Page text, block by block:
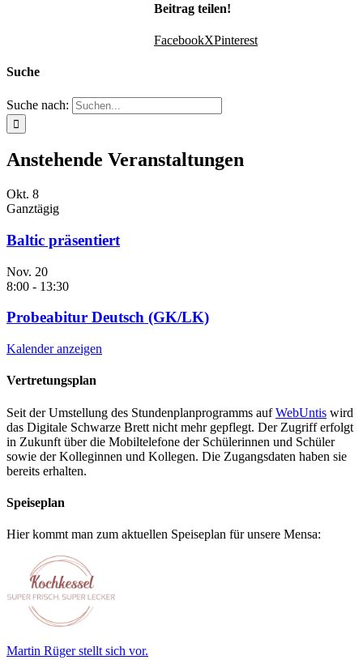
Beitrag teilen!
FacebookXPinterest
Suche
Suche nach:
Anstehende Veranstaltungen
Okt. 8
Ganztägig
Baltic präsentiert
Nov. 20
8:00 - 13:30
Probeabitur Deutsch (GK/LK)
Kalender anzeigen
Vertretungsplan
Seit der Umstellung des Stundenplanprogramms aufWebUntis wird
das Digitale Schwarze Brett nicht mehr gepflegt. Der Zugriff erfolgt
in Zukunft über die Mobiltelefone der Schülerinnen und Schüler
sowie der Kolleginnen und Kollegen. Die Zugangsdaten haben sie
bereits erhalten.
Speiseplan
Hier kommt man zum aktuellen Speiseplan für unsere Mensa:
Martin Rüger stellt sich vor.